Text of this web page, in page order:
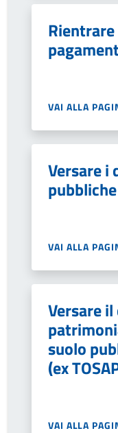
VAI ALLA
Versare
VAI ALLA
Versare
suolo
(ex
VAI ALLA